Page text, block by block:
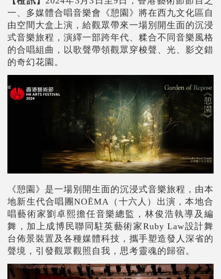
一、多媒體合唱音樂會《憩園》將在西九文化區自
由空間大盒上演，給觀眾帶來一場別開生面的沉浸
式音樂旅程，演繹一部跨年代、糅合不同音樂風格
的合唱組曲，以歌聲帶領觀眾穿梭聲、光、影交錯
的奇幻花園。
《憩園》是一場別開生面的沉浸式音樂旅程，由本
地新生代合唱團NOĒMA（十六人）出演，本地合
唱藝術家劉卓熙擔任音樂總監，林俊浩執導及編
舞，加上成博民聯同駐英藝術家Ruby Law設計舞
台佈景裝置及各種媒體科技，攜手塑造發人深省的
聲境，引發觀眾觀照自我，思考靈魂的歸宿。